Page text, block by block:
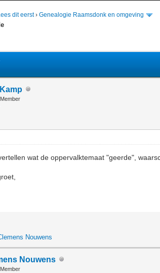
dit eerst›Genealogie Raamsdonk en omgeving
wat de oppervalktemaat "geerde",
Nouwens
Nouwens